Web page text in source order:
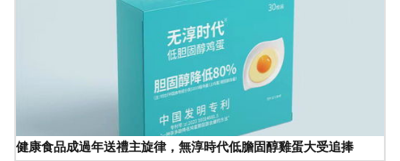
健康食品成過年送禮主旋律，無淳時代低膽固醇雞蛋大受追捧